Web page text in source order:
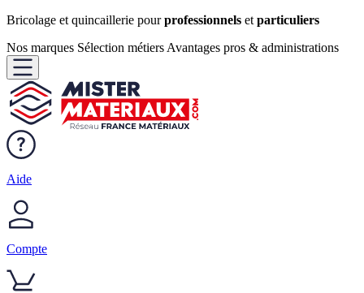
Bricolage et quincaillerie pourprofessionnels et particuliers
Nos marques Sélection métiers Avantages pros & administrations
Aide
Compte